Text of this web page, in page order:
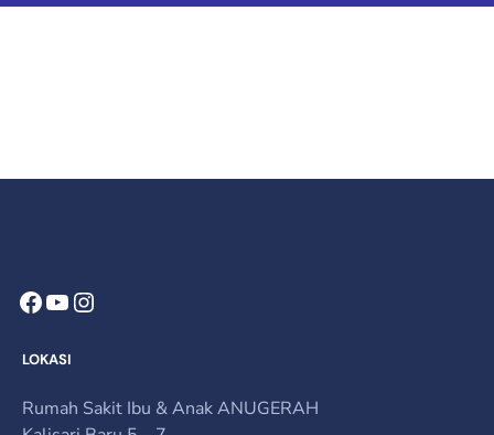
LOKASI
Rumah Sakit Ibu & Anak ANUGERAH